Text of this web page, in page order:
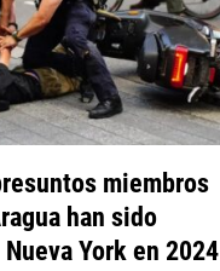
miembros
han sido
York en 2024